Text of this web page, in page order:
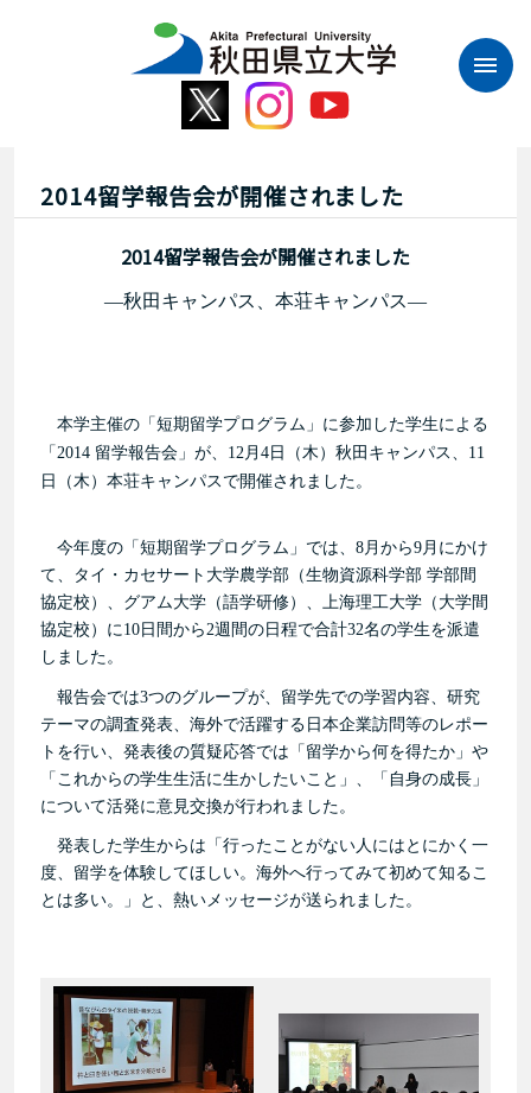
2014留学報告会が開催されました
2014留学報告会が開催されました
―秋田キャンパス、本荘キャンパス―
本学主催の「短期留学プログラム」に参加した学生による
「2014 留学報告会」が、12月4日（木）秋田キャンパス、11
日（木）本荘キャンパスで開催されました。
今年度の「短期留学プログラム」では、8月から9月にかけ
て、タイ・カセサート大学農学部（生物資源科学部 学部間
協定校）、グアム大学（語学研修）、上海理工大学（大学間
協定校）に10日間から2週間の日程で合計32名の学生を派遣
しました。
報告会では3つのグループが、留学先での学習内容、研究
テーマの調査発表、海外で活躍する日本企業訪問等のレポー
トを行い、発表後の質疑応答では「留学から何を得たか」や
「これからの学生生活に生かしたいこと」、「自身の成長」
について活発に意見交換が行われました。
発表した学生からは「行ったことがない人にはとにかく一
度、留学を体験してほしい。海外へ行ってみて初めて知るこ
とは多い。」と、熱いメッセージが送られました。